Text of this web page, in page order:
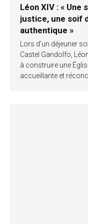
Léon XIV : « Une
justice, une soif
authentique »
Lors d’un déjeuner
Castel Gandolfo,
à construire une
accueillante et